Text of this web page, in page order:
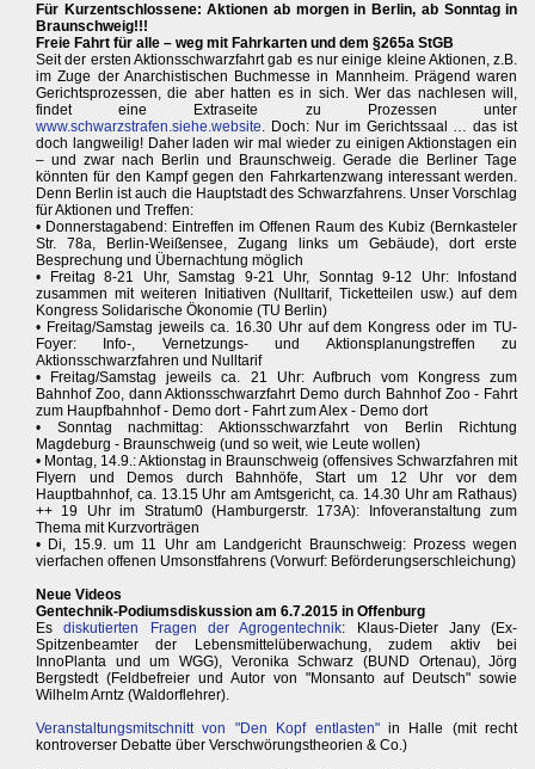
Für Kurzentschlossene: Aktionen ab morgen in Berlin, ab Sonntag in
Braunschweig!!!
Freie Fahrt für alle – weg mit Fahrkarten und dem §265a StGB
Seit der ersten Aktionsschwarzfahrt gab es nur einige kleine Aktionen, z.B.
im Zuge der Anarchistischen Buchmesse in Mannheim. Prägend waren
Gerichtsprozessen, die aber hatten es in sich. Wer das nachlesen will,
findet eine Extraseite zu Prozessen unter
www.schwarzstrafen.siehe.website. Doch: Nur im Gerichtssaal … das ist
doch langweilig! Daher laden wir mal wieder zu einigen Aktionstagen ein
– und zwar nach Berlin und Braunschweig. Gerade die Berliner Tage
könnten für den Kampf gegen den Fahrkartenzwang interessant werden.
Denn Berlin ist auch die Hauptstadt des Schwarzfahrens. Unser Vorschlag
für Aktionen und Treffen:
• Donnerstagabend: Eintreffen im Offenen Raum des Kubiz (Bernkasteler
Str. 78a, Berlin-Weißensee, Zugang links um Gebäude), dort erste
Besprechung und Übernachtung möglich
• Freitag 8-21 Uhr, Samstag 9-21 Uhr, Sonntag 9-12 Uhr: Infostand
zusammen mit weiteren Initiativen (Nulltarif, Ticketteilen usw.) auf dem
Kongress Solidarische Ökonomie (TU Berlin)
• Freitag/Samstag jeweils ca. 16.30 Uhr auf dem Kongress oder im TU-
Foyer: Info-, Vernetzungs- und Aktionsplanungstreffen zu
Aktionsschwarzfahren und Nulltarif
• Freitag/Samstag jeweils ca. 21 Uhr: Aufbruch vom Kongress zum
Bahnhof Zoo, dann Aktionsschwarzfahrt Demo durch Bahnhof Zoo - Fahrt
zum Haupfbahnhof - Demo dort - Fahrt zum Alex - Demo dort
• Sonntag nachmittag: Aktionsschwarzfahrt von Berlin Richtung
Magdeburg - Braunschweig (und so weit, wie Leute wollen)
• Montag, 14.9.: Aktionstag in Braunschweig (offensives Schwarzfahren mit
Flyern und Demos durch Bahnhöfe, Start um 12 Uhr vor dem
Hauptbahnhof, ca. 13.15 Uhr am Amtsgericht, ca. 14.30 Uhr am Rathaus)
++ 19 Uhr im Stratum0 (Hamburgerstr. 173A): Infoveranstaltung zum
Thema mit Kurzvorträgen
• Di, 15.9. um 11 Uhr am Landgericht Braunschweig: Prozess wegen
vierfachen offenen Umsonstfahrens (Vorwurf: Beförderungserschleichung)
Neue Videos
Gentechnik-Podiumsdiskussion am 6.7.2015 in Offenburg
Esdiskutierten Fragen der Agrogentechnik: Klaus-Dieter Jany (Ex-
Spitzenbeamter der Lebensmittelüberwachung, zudem aktiv bei
InnoPlanta und um WGG), Veronika Schwarz (BUND Ortenau), Jörg
Bergstedt (Feldbefreier und Autor von "Monsanto auf Deutsch" sowie
Wilhelm Arntz (Waldorflehrer).
Veranstaltungsmitschnitt von "Den Kopf entlasten"in Halle (mit recht
kontroverser Debatte über Verschwörungstheorien & Co.)